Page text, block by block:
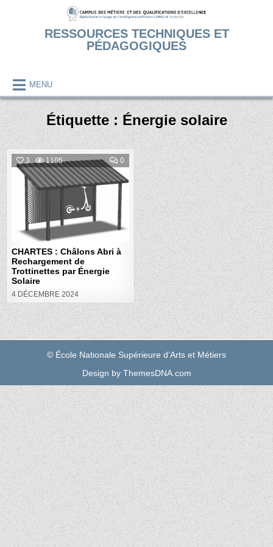
RESSOURCES TECHNIQUES ET
PÉDAGOGIQUES
MENU
Étiquette :Énergie solaire
3 1105 0COMMENT
ON
CHARTES
:
CHÂLONS
ABRI
RECHARGEMENT
TROTTINETTES
PAR
ÉNERGIE
SOLAIRE
Posted
CHARTES : Châlons Abri à
Rechargement de
Trottinettes par Énergie
Solaire
4 DÉCEMBRE 2024
© École Nationale Supérieure d’Arts et Métiers
Design by ThemesDNA.com